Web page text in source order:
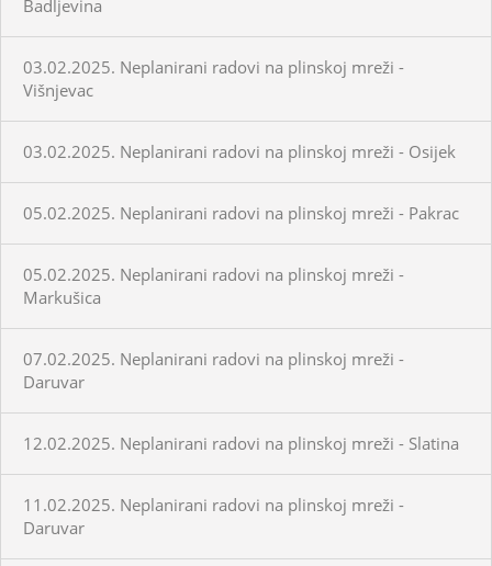
Badljevina
03.02.2025. Neplanirani radovi na plinskoj mreži -
Višnjevac
03.02.2025. Neplanirani radovi na plinskoj mreži - Osijek
05.02.2025. Neplanirani radovi na plinskoj mreži - Pakrac
05.02.2025. Neplanirani radovi na plinskoj mreži -
Markušica
07.02.2025. Neplanirani radovi na plinskoj mreži -
Daruvar
12.02.2025. Neplanirani radovi na plinskoj mreži - Slatina
11.02.2025. Neplanirani radovi na plinskoj mreži -
Daruvar